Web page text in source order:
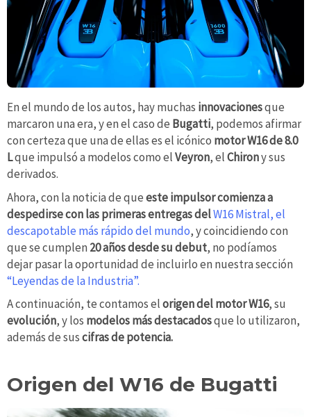
En el mundo de los autos, hay muchas innovacionesque
marcaron una era, y en el caso de Bugatti, podemos afirmar
con certeza que una de ellas es el icónico motor W16 de 8.0
Lque impulsó a modelos como elVeyron, elChirony sus
derivados.
Ahora, con la noticia de queeste impulsor comienza a
despedirse con las primeras entregas delW16 Mistral, el
descapotable más rápido del mundo, y coincidiendo con
que se cumplen 20 años desde su debut, no podíamos
dejar pasar la oportunidad de incluirlo en nuestra sección
“Leyendas de la Industria”.
A continuación, te contamos elorigen del motor W16, su
evolución, y los modelosmás destacadosque lo utilizaron,
además de suscifras de potencia.
Origen del W16 de Bugatti